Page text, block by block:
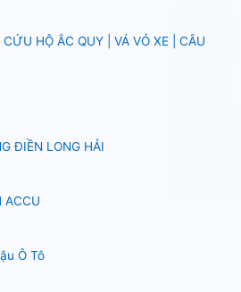
HỘ ẮC QUY | VÁ VỎ XE | CÂU
ĐIỀN LONG HẢI
ACCU
Ô Tô